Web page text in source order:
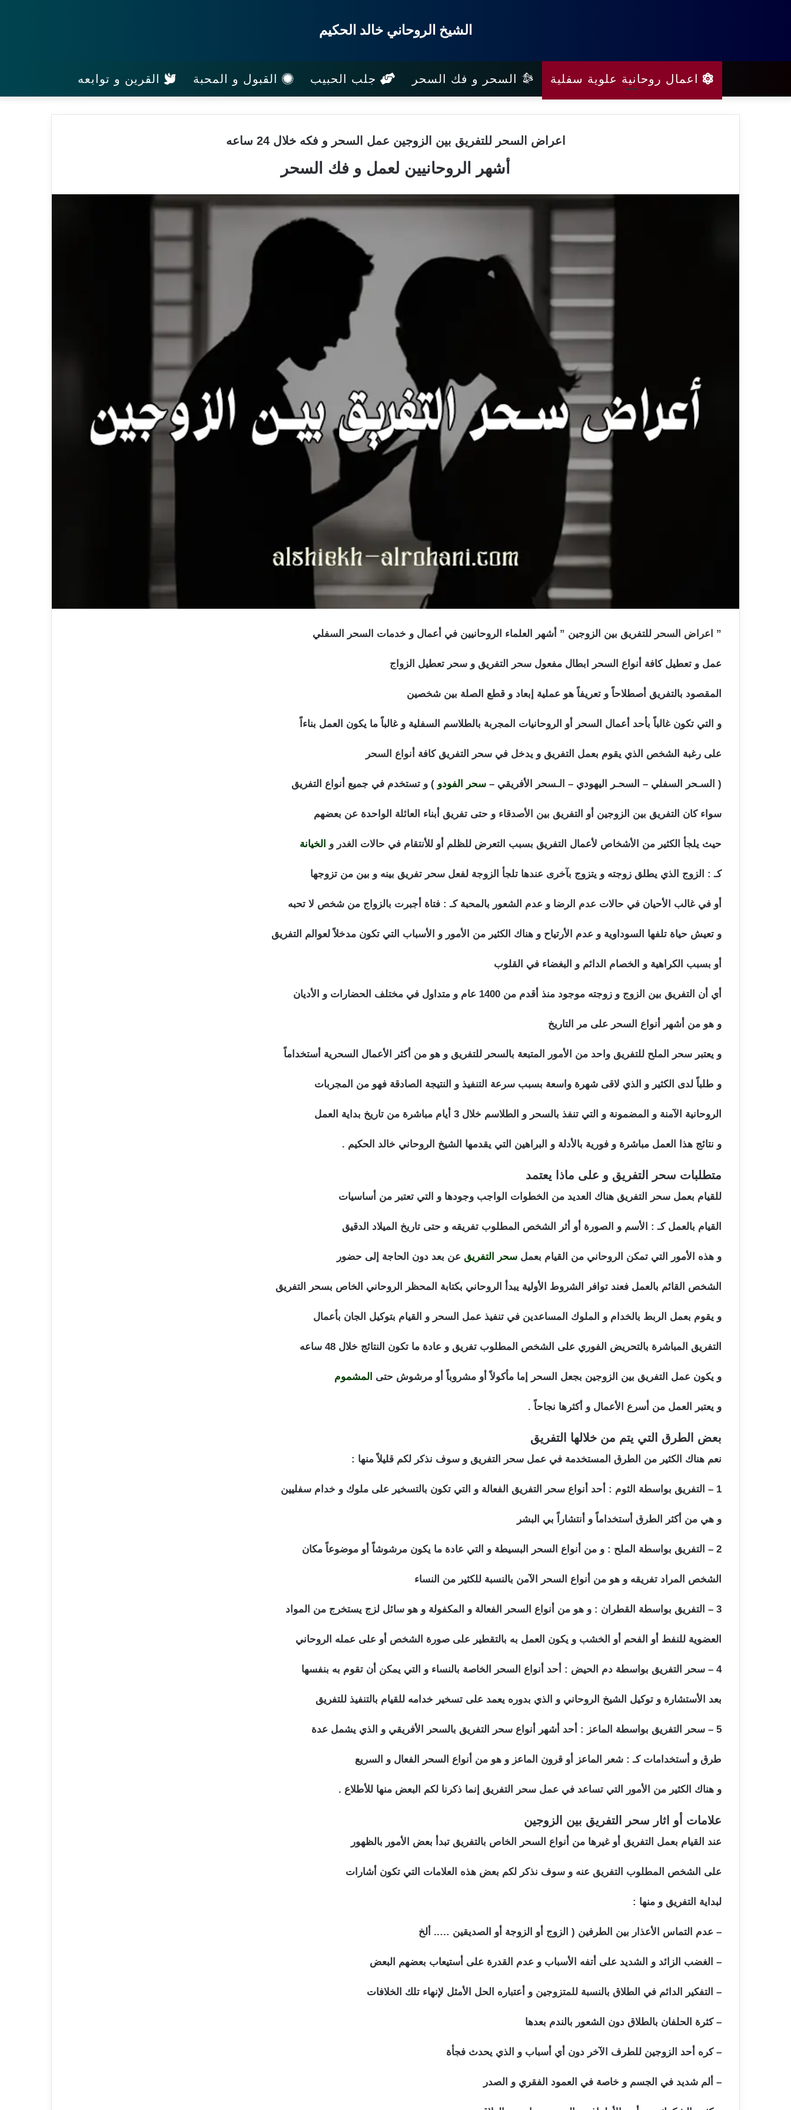
الشيخ الروحاني خالد الحكيم
اعمال روحانية علوية سفلية السحر و فك السحر جلب الحبيب القبول و المحبة القرين و توابعه
اعراض السحر للتفريق بين الزوجين عمل السحر و فكه خلال 24 ساعه
أشهر الروحانيين لعمل و فك السحر
” اعراض السحر للتفريق بين الزوجين ” أشهر العلماء الروحانيين في أعمال و خدمات السحر السفلي
عمل و تعطيل كافة أنواع السحر ابطال مفعول سحر التفريق و سحر تعطيل الزواج
المقصود بالتفريق أصطلاحاً و تعريفاً هو عملية إبعاد و قطع الصلة بين شخصين
و التي تكون غالباً بأحد أعمال السحر أو الروحانيات المجربة بالطلاسم السفلية و غالباً ما يكون العمل بناءاً
على رغبة الشخص الذي يقوم بعمل التفريق و يدخل في سحر التفريق كافة أنواع السحر
( السـحر السفلي – السحـر اليهودي – الـسحر الأفريقي – سحر الفودو ) و تستخدم في جميع أنواع التفريق
سواء كان التفريق بين الزوجين أو التفريق بين الأصدقاء و حتى تفريق أبناء العائلة الواحدة عن بعضهم
حيث يلجأ الكثير من الأشخاص لأعمال التفريق بسبب التعرض للظلم أو للأنتقام في حالات الغدر و الخيانة
كـ : الزوج الذي يطلق زوجته و يتزوج بآخرى عندها تلجأ الزوجة لفعل سحر تفريق بينه و بين من تزوجها
أو في غالب الأحيان في حالات عدم الرضا و عدم الشعور بالمحبة كـ : فتاة أجبرت بالزواج من شخص لا تحبه
و تعيش حياة تلفها السوداوية و عدم الأرتياح و هناك الكثير من الأمور و الأسباب التي تكون مدخلاً لعوالم التفريق
أو بسبب الكراهية و الخصام الدائم و البغضاء في القلوب
أي أن التفريق بين الزوج و زوجته موجود منذ أقدم من 1400 عام و متداول في مختلف الحضارات و الأديان
و هو من أشهر أنواع السحر على مر التاريخ
و يعتبر سحر الملح للتفريق واحد من الأمور المتبعة بالسحر للتفريق و هو من أكثر الأعمال السحرية أستخداماً
و طلباً لدى الكثير و الذي لاقى شهرة واسعة بسبب سرعة التنفيذ و النتيجة الصادقة فهو من المجربات
الروحانية الآمنة و المضمونة و التي تنفذ بالسحر و الطلاسم خلال 3 أيام مباشرة من تاريخ بداية العمل
و نتائج هذا العمل مباشرة و فورية بالأدلة و البراهين التي يقدمها الشيخ الروحاني خالد الحكيم .
متطلبات سحر التفريق و على ماذا يعتمد
للقيام بعمل سحر التفريق هناك العديد من الخطوات الواجب وجودها و التي تعتبر من أساسيات
القيام بالعمل كـ : الأسم و الصورة أو أثر الشخص المطلوب تفريقه و حتى تاريخ الميلاد الدقيق
و هذه الأمور التي تمكن الروحاني من القيام بعمل سحر التفريق عن بعد دون الحاجة إلى حضور
الشخص القائم بالعمل فعند توافر الشروط الأولية يبدأ الروحاني بكتابة المحظر الروحاني الخاص بسحر التفريق
و يقوم بعمل الربط بالخدام و الملوك المساعدين في تنفيذ عمل السحر و القيام بتوكيل الجان بأعمال
التفريق المباشرة بالتحريض الفوري على الشخص المطلوب تفريق و عادة ما تكون النتائج خلال 48 ساعه
و يكون عمل التفريق بين الزوجين بجعل السحر إما مأكولاً أو مشروباً أو مرشوش حتى المشموم
و يعتبر العمل من أسرع الأعمال و أكثرها نجاحاً .
بعض الطرق التي يتم من خلالها التفريق
نعم هناك الكثير من الطرق المستخدمة في عمل سحر التفريق و سوف نذكر لكم قليلاً منها :
1 – التفريق بواسطة الثوم : أحد أنواع سحر التفريق الفعالة و التي تكون بالتسخير على ملوك و خدام سفليين
و هي من أكثر الطرق أستخداماً و أنتشاراً بي البشر
2 – التفريق بواسطة الملح : و من أنواع السحر البسيطة و التي عادة ما يكون مرشوشاً أو موضوعاً مكان
الشخص المراد تفريقه و هو من أنواع السحر الآمن بالنسبة للكثير من النساء
3 – التفريق بواسطة القطران : و هو من أنواع السحر الفعالة و المكفولة و هو سائل لزج يستخرج من المواد
العضوية للنفط أو الفحم أو الخشب و يكون العمل به بالتقطير على صورة الشخص أو على عمله الروحاني
4 – سحر التفريق بواسطة دم الحيض : أحد أنواع السحر الخاصة بالنساء و التي يمكن أن تقوم به بنفسها
بعد الأستشارة و توكيل الشيخ الروحاني و الذي بدوره يعمد على تسخير خدامه للقيام بالتنفيذ للتفريق
5 – سحر التفريق بواسطة الماعز : أحد أشهر أنواع سحر التفريق بالسحر الأفريقي و الذي يشمل عدة
طرق و أستخدامات كـ : شعر الماعز أو قرون الماعز و هو من أنواع السحر الفعال و السريع
و هناك الكثير من الأمور التي تساعد في عمل سحر التفريق إنما ذكرنا لكم البعض منها للأطلاع .
علامات أو اثار سحر التفريق بين الزوجين
عند القيام بعمل التفريق أو غيرها من أنواع السحر الخاص بالتفريق تبدأ بعض الأمور بالظهور
على الشخص المطلوب التفريق عنه و سوف نذكر لكم بعض هذه العلامات التي تكون أشارات
لبداية التفريق و منها :
– عدم التماس الأعذار بين الطرفين ( الزوج أو الزوجة أو الصديقين ….. ألخ
– الغضب الزائد و الشديد على أتفه الأسباب و عدم القدرة على أستيعاب بعضهم البعض
– التفكير الدائم في الطلاق بالنسبة للمتزوجين و أعتباره الحل الأمثل لإنهاء تلك الخلافات
– كثرة الحلفان بالطلاق دون الشعور بالندم بعدها
– كره أحد الزوجين للطرف الآخر دون أي أسباب و الذي يحدث فجأة
– ألم شديد في الجسم و خاصة في العمود الفقري و الصدر